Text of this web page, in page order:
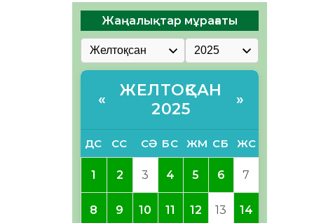
Жаңалықтар мұрағаты
«
ЖЕЛТОҚСАН
2025
»
ДС СС СӘ БС ЖМ СБ ЖС
1 2 3 4 5 6 7
8 9 10 11 12 13 14